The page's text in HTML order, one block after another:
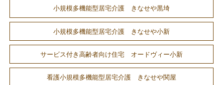
小規模多機能型居宅介護 きなせや黒埼
小規模多機能型居宅介護 きなせや小新
サービス付き高齢者向け住宅 オードヴィー小新
看護小規模多機能型居宅介護 きなせや関屋